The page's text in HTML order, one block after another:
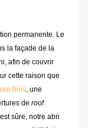
permanente. Le
la façade de la
afin de couvrir
cette raison que
bois , une
de roof
sûre, notre abri